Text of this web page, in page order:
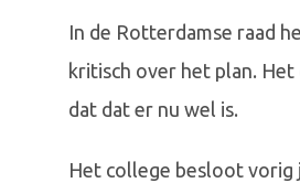
In de Rotterdamse raad
kritisch over het plan.
dat dat er nu wel is.
Het college besloot vorig